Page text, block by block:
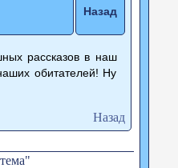
Назад
рассказов в наш
обитателей! Ну
Назад